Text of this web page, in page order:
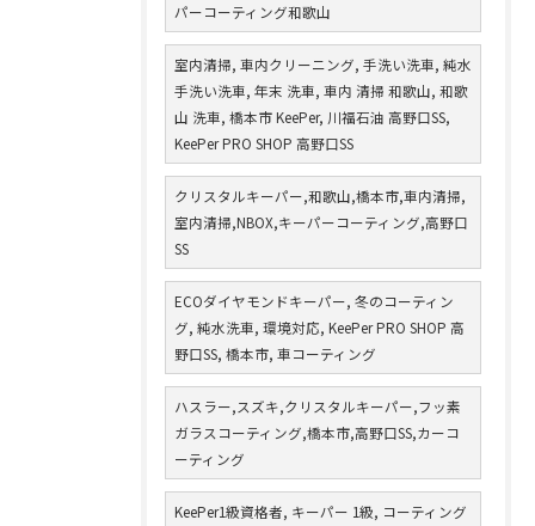
パーコーティング和歌山
室内清掃, 車内クリーニング, 手洗い洗車, 純水
手洗い洗車, 年末 洗車, 車内 清掃 和歌山, 和歌
山 洗車, 橋本市 KeePer, 川福石油 高野口SS,
KeePer PRO SHOP 高野口SS
クリスタルキーパー,和歌山,橋本市,車内清掃,
室内清掃,NBOX,キーパーコーティング,高野口
SS
ECOダイヤモンドキーパー, 冬のコーティン
グ, 純水洗車, 環境対応, KeePer PRO SHOP 高
野口SS, 橋本市, 車コーティング
ハスラー,スズキ,クリスタルキーパー,フッ素
ガラスコーティング,橋本市,高野口SS,カーコ
ーティング
KeePer1級資格者, キーパー 1級, コーティング